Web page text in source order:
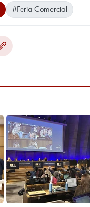
#Feria Comercial